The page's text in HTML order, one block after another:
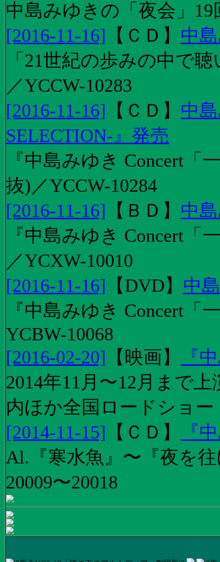
中島みゆきの「夜会」
[2016-11-16] 【 ＣＤ 】 中
「21世紀の歩みの中で
／YCCW-10283
[2016-11-16] 【 ＣＤ 】 中
SELECTION-』発売
『中島みゆき Concert
抜)／YCCW-10284
[2016-11-16] 【 ＢＤ 】 中
『中島みゆき Concert
／YCXW-10010
[2016-11-16] 【DVD】 中
『中島みゆき Concert
YCBW-10068
[2016-02-20] 【 映画】
『
2014年11月〜12月まで
内ほか全国ロードショー
[2014-11-15] 【 ＣＤ 】
『
Al.『寒水魚』〜『夜を
20009〜20018